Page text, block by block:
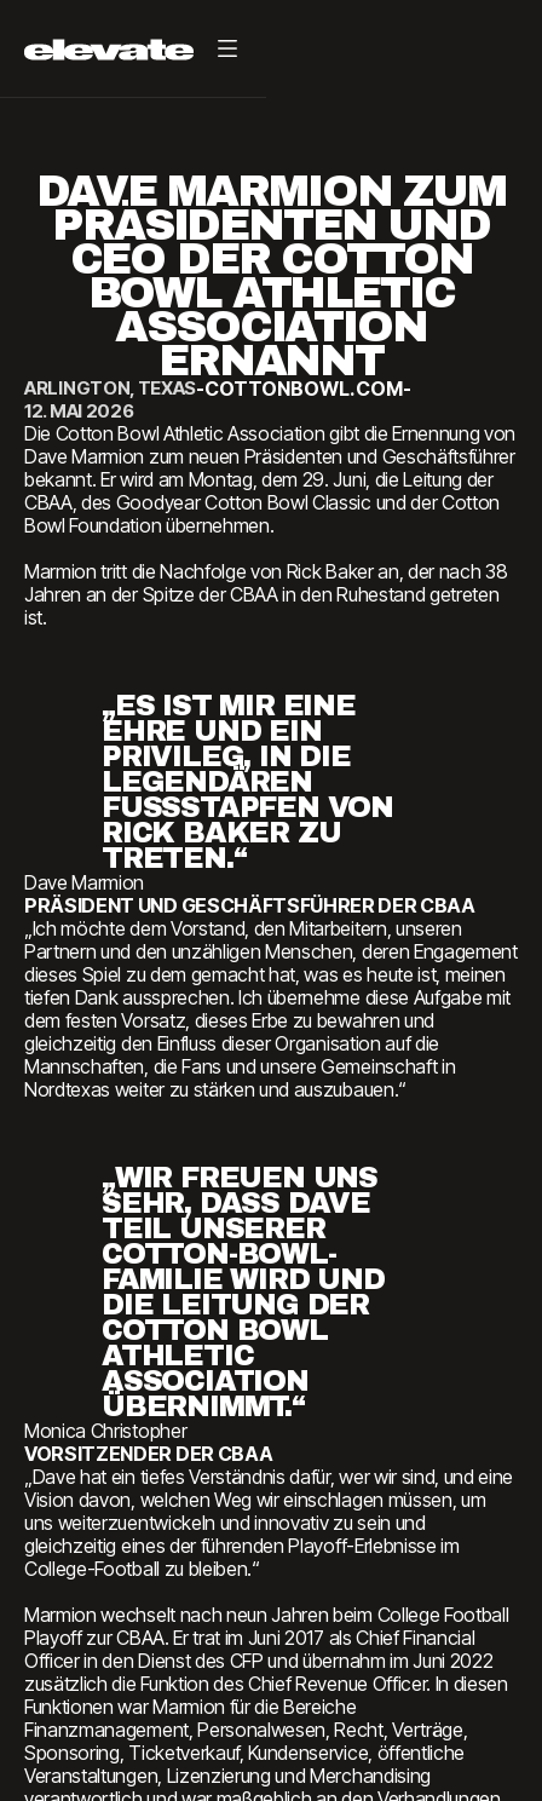
DAVE MARMION ZUM
PRÄSIDENTEN UND
CEO DER COTTON
BOWL ATHLETIC
ASSOCIATION
ERNANNT
ARLINGTON, TEXAS-COTTONBOWL.COM-
12. MAI 2026
Die Cotton Bowl Athletic Association gibt die Ernennung von
Dave Marmion zum neuen Präsidenten und Geschäftsführer
bekannt. Er wird am Montag, dem 29. Juni, die Leitung der
CBAA, des Goodyear Cotton Bowl Classic und der Cotton
Bowl Foundation übernehmen.
Marmion tritt die Nachfolge von Rick Baker an, der nach 38
Jahren an der Spitze der CBAA in den Ruhestand getreten
ist.
„ES IST MIR EINE
EHRE UND EIN
PRIVILEG, IN DIE
LEGENDÄREN
FUSSSTAPFEN VON R
ICK BAKER ZU T
RETEN.“
Dave Marmion
PRÄSIDENT UND GESCHÄFTSFÜHRER DER CBAA
„Ich möchte dem Vorstand, den Mitarbeitern, unseren
Partnern und den unzähligen Menschen, deren Engagement
dieses Spiel zu dem gemacht hat, was es heute ist, meinen
tiefen Dank aussprechen. Ich übernehme diese Aufgabe mit
dem festen Vorsatz, dieses Erbe zu bewahren und
gleichzeitig den Einfluss dieser Organisation auf die
Mannschaften, die Fans und unsere Gemeinschaft in
Nordtexas weiter zu stärken und auszubauen.“
„WIR FREUEN UNS
SEHR, DASS DAVE
TEIL UNSERER
COTTON-BOWL-
FAMILIE WIRD UND
DIE LEITUNG DER
COTTON BOWL
ATHLETIC
ASSOCIATION
ÜBERNIMMT.“
Monica Christopher
VORSITZENDER DER CBAA
„Dave hat ein tiefes Verständnis dafür, wer wir sind, und eine
Vision davon, welchen Weg wir einschlagen müssen, um
uns weiterzuentwickeln und innovativ zu sein und
gleichzeitig eines der führenden Playoff-Erlebnisse im
College-Football zu bleiben.“
Marmion wechselt nach neun Jahren beim College Football
Playoff zur CBAA. Er trat im Juni 2017 als Chief Financial
Officer in den Dienst des CFP und übernahm im Juni 2022
zusätzlich die Funktion des Chief Revenue Officer. In diesen
Funktionen war Marmion für die Bereiche
Finanzmanagement, Personalwesen, Recht, Verträge,
Sponsoring, Ticketverkauf, Kundenservice, öffentliche
Veranstaltungen, Lizenzierung und Merchandising